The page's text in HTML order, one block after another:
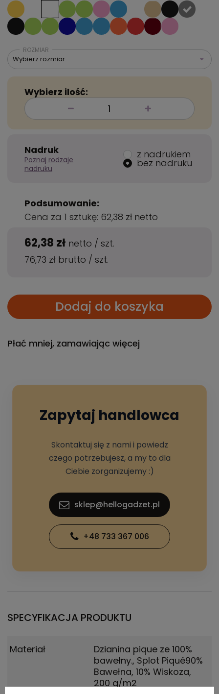
ROZMIAR
Wybierz rozmiar
Wybierz ilość:
Nadruk
Poznaj rodzaje
nadruku
z nadrukiem
bez nadruku
Podsumowanie:
Cena za 1 sztukę: 62,38 zł netto
62,38 zł netto / szt.
76,73 zł brutto / szt.
Dodaj do koszyka
Płać mniej, zamawiając więcej
Zapytaj handlowca
Skontaktuj się z nami i powiedz
czego potrzebujesz, a my to dla
Ciebie zorganizujemy :)
sklep@hellogadzet.pl
+48 733 367 006
SPECYFIKACJA PRODUKTU
Materiał
Dzianina pique ze 100%
bawełny., Splot Piqué90%
Bawełna, 10% Wiskoza,
200 g/m2